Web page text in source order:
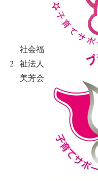
2
社会福
祉法人
美芳会